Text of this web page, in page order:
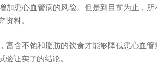
加患心血管病的风险。但是到目前为止，
料。
富含不饱和脂肪的饮食才能够降低患心血
证实了的结论。